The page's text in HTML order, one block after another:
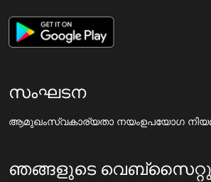
സംഘടന
ആമുഖംസ്വകാര്യതാ നയംഉപയോഗ
ഞങ്ങളുടെ